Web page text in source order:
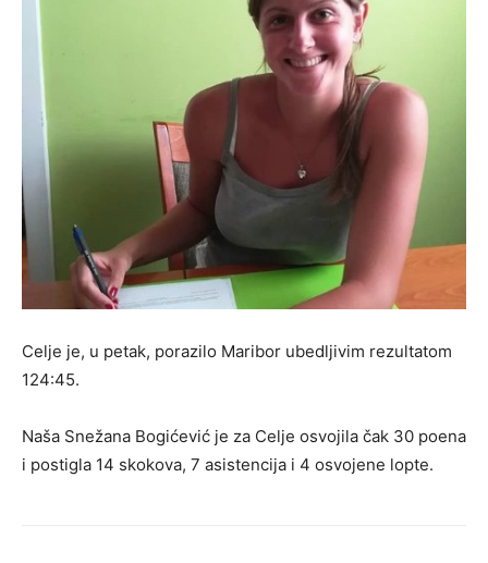
Celje je, u petak, porazilo Maribor ubedljivim rezultatom
124:45.
Naša Snežana Bogićević je za Celje osvojila čak 30 poena
i postigla 14 skokova, 7 asistencija i 4 osvojene lopte.